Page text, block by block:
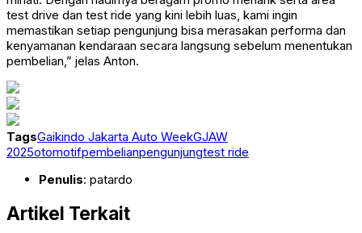
test drive dan test ride yang kini lebih luas, kami ingin
memastikan setiap pengunjung bisa merasakan performa dan
kenyamanan kendaraan secara langsung sebelum menentukan
pembelian,” jelas Anton.
TagsGaikindo Jakarta Auto WeekGJAW
2025otomotifpembelianpengunjungtest ride
Penulis: patardo
Artikel Terkait